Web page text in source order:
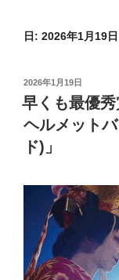
日: 2026年1月19日
投
稿
日:
2026年1月19日
早くも最優
ヘルメット
ド)」